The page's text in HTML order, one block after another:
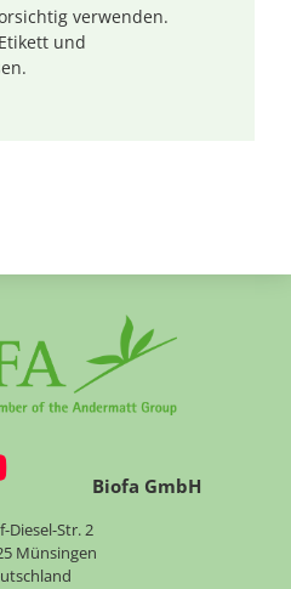
verwenden.
und
Biofa GmbH
Diesel-Str. 2
Münsingen